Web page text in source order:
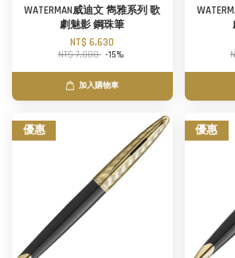
WATERMAN威迪文 雋雅系列 歌
劇魅影 鋼珠筆
NT$ 6,630
NT$ 7,800 -15%
加入購物車
優惠 優惠